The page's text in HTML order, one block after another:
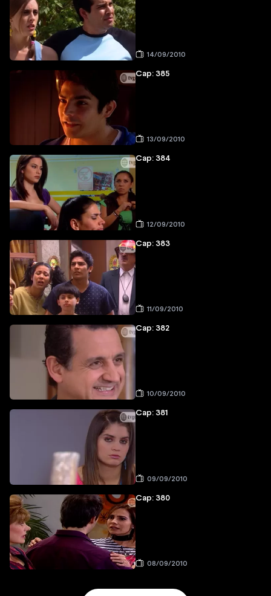
14/09/2010
Cap: 385
13/09/2010
Cap: 384
12/09/2010
Cap: 383
11/09/2010
Cap: 382
10/09/2010
Cap: 381
09/09/2010
Cap: 380
08/09/2010